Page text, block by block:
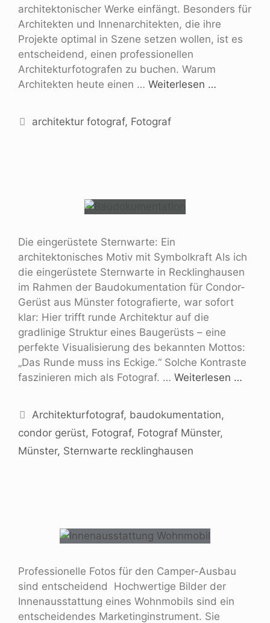
architektonischer Werke einfängt. Besonders für
Architekten und Innenarchitekten, die ihre
Projekte optimal in Szene setzen wollen, ist es
entscheidend, einen professionellen
Architekturfotografen zu buchen. Warum
Architekten heute einen … Weiterlesen …
architektur fotograf, Fotograf
Die eingerüstete Sternwarte: Ein
architektonisches Motiv mit Symbolkraft Als ich
die eingerüstete Sternwarte in Recklinghausen
im Rahmen der Baudokumentation für Condor-
Gerüst aus Münster fotografierte, war sofort
klar: Hier trifft runde Architektur auf die
gradlinige Struktur eines Baugerüsts – eine
perfekte Visualisierung des bekannten Mottos:
„Das Runde muss ins Eckige.“ Solche Kontraste
faszinieren mich als Fotograf. … Weiterlesen …
Architekturfotograf, baudokumentation,
condor gerüst, Fotograf, Fotograf Münster,
Münster, Sternwarte recklinghausen
Professionelle Fotos für den Camper-Ausbau
sind entscheidend Hochwertige Bilder der
Innenausstattung eines Wohnmobils sind ein
entscheidendes Marketinginstrument. Sie